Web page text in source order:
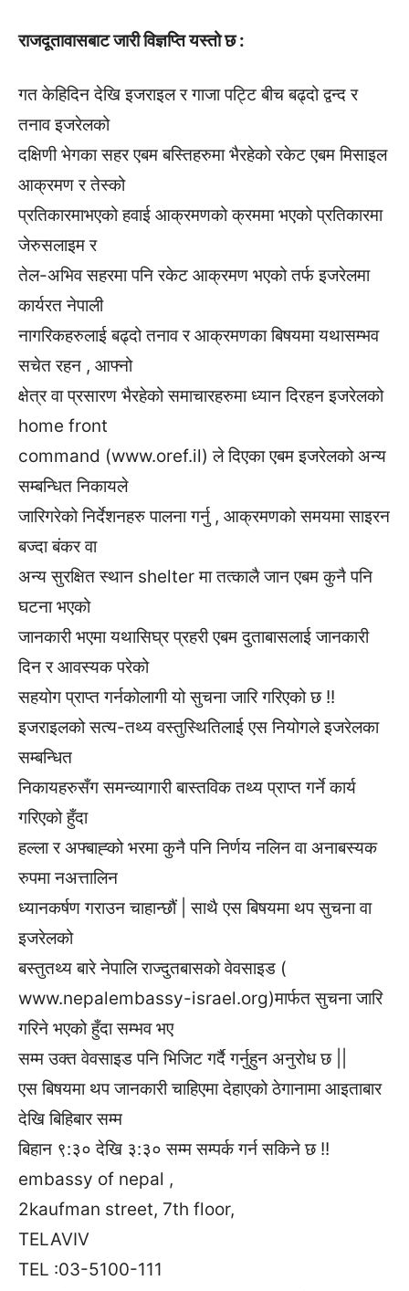
राजदूतावासबाट जारी विज्ञप्ति यस्तो छ :
गत केहिदिन देखि इजराइल र गाजा पट्टि बीच बढ्दो द्वन्द र
तनाव इजरेलको
दक्षिणी भेगका सहर एबम बस्तिहरुमा भैरहेको रकेट एबम मिसाइल
आक्रमण र तेस्को
प्रतिकारमाभएको हवाई आक्रमणको क्रममा भएको प्रतिकारमा
जेरुसलाइम र
तेल-अभिव सहरमा पनि रकेट आक्रमण भएको तर्फ इजरेलमा
कार्यरत नेपाली
नागरिकहरुलाई बढ्दो तनाव र आक्रमणका बिषयमा यथासम्भव
सचेत रहन , आफ्नो
क्षेत्र वा प्रसारण भैरहेको समाचारहरुमा ध्यान दिरहन इजरेलको
home front
command (www.oref.il) ले दिएका एबम इजरेलको अन्य
सम्बन्धित निकायले
जारिगरेको निर्देशनहरु पालना गर्नु , आक्रमणको समयमा साइरन
बज्दा बंकर वा
अन्य सुरक्षित स्थान shelter मा तत्कालै जान एबम कुनै पनि
घटना भएको
जानकारी भएमा यथासिघ्र प्रहरी एबम दुताबासलाई जानकारी
दिन र आवस्यक परेको
सहयोग प्राप्त गर्नकोलागी यो सुचना जारि गरिएको छ !!
इजराइलको सत्य-तथ्य वस्तुस्थितिलाई एस नियोगले इजरेलका
सम्बन्धित
निकायहरुसँग समन्व्यागारी बास्तविक तथ्य प्राप्त गर्ने कार्य
गरिएको हुँदा
हल्ला र अफ्बाह्को भरमा कुनै पनि निर्णय नलिन वा अनाबस्यक
रुपमा नअत्तालिन
ध्यानकर्षण गराउन चाहान्छौं | साथै एस बिषयमा थप सुचना वा
इजरेलको
बस्तुतथ्य बारे नेपालि राज्दुतबासको वेवसाइड (
www.nepalembassy-israel.org)मार्फत सुचना जारि
गरिने भएको हुँदा सम्भव भए
सम्म उक्त वेवसाइड पनि भिजिट गर्दै गर्नुहुन अनुरोध छ ||
एस बिषयमा थप जानकारी चाहिएमा देहाएको ठेगानामा आइताबार
देखि बिहिबार सम्म
बिहान ९:३० देखि ३:३० सम्म सम्पर्क गर्न सकिने छ !!
embassy of nepal ,
2kaufman street, 7th floor,
TELAVIV
TEL :03-5100-111